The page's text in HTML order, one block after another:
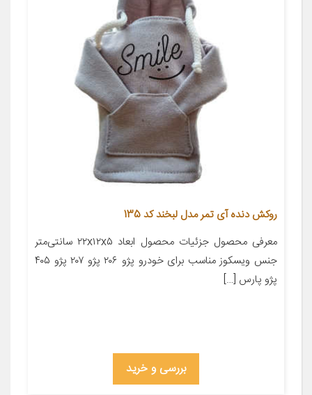
روکش دنده آی تمر مدل لبخند کد 135
معرفی محصول جزئیات محصول ابعاد ۲۲x۱۲x۵ سانتی‌متر
جنس ویسکوز مناسب برای خودرو پژو ۲۰۶ پژو ۲۰۷ پژو ۴۰۵
پژو پارس […]
بررسی و خرید